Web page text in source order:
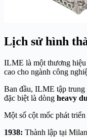
Lịch sử hình
ILME là một thương
cao cho ngành công
Ban đầu, ILME tập trung
đặc biệt là dòng heavy
Một số cột mốc phát
1938: Thành lập tại